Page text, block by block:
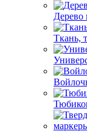
Дерево
Ткань,